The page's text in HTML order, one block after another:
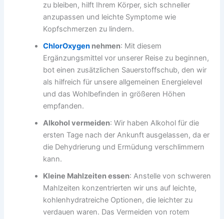
zu bleiben, hilft Ihrem Körper, sich schneller
anzupassen und leichte Symptome wie
Kopfschmerzen zu lindern.
ChlorOxygen nehmen: Mit diesem
Ergänzungsmittel vor unserer Reise zu beginnen,
bot einen zusätzlichen Sauerstoffschub, den wir
als hilfreich für unsere allgemeinen Energielevel
und das Wohlbefinden in größeren Höhen
empfanden.
Alkohol vermeiden: Wir haben Alkohol für die
ersten Tage nach der Ankunft ausgelassen, da er
die Dehydrierung und Ermüdung verschlimmern
kann.
Kleine Mahlzeiten essen: Anstelle von schweren
Mahlzeiten konzentrierten wir uns auf leichte,
kohlenhydratreiche Optionen, die leichter zu
verdauen waren. Das Vermeiden von rotem